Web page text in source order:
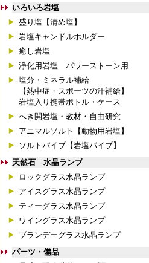
いろいろ岩塩
盛り塩【清め塩】
岩塩キャンドルホルダー
癒し岩塩
浄化用岩塩 パワーストーン用
塩分・ミネラル補給
【熱中症・スポーツの汗補給】
岩塩入り携帯ボトル・ケース
へき開岩塩・教材・自由研究
アニマルソルト【動物用岩塩】
ソルトパイプ【岩塩パイプ】
天然石 水晶ランプ
ロックグラス水晶ランプ
アイスグラス水晶ランプ
ティーグラス水晶ランプ
ワイングラス水晶ランプ
ブランデーグラス水晶ランプ
パーツ・備品